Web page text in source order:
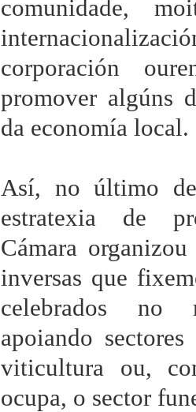
comunidade,
corporación
promover algúns
da economía local.
Así, no último
estratexia de
Cámara
inversas que
celebrados no
apoiando
viticultura ou,
ocupa, o sector